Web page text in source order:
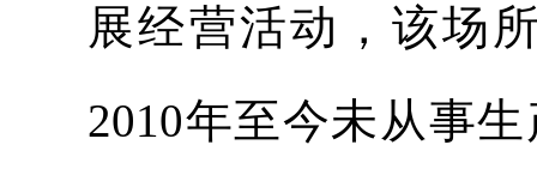
展经营活动，该场
2010年至今未从事